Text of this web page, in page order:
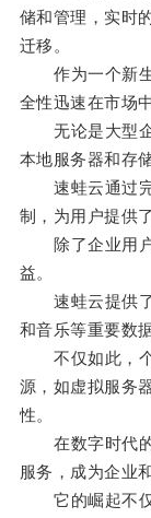
储和管理，实时
迁移。
作为一个新生
全性迅速在市场
无论是大型企
本地服务器和存
速蛙云通过完
制，为用户提供
除了企业用户
益。
速蛙云提供了
和音乐等重要数
不仅如此，个
源，如虚拟服务
性。
在数字时代的
服务，成为企业
它的崛起不仅